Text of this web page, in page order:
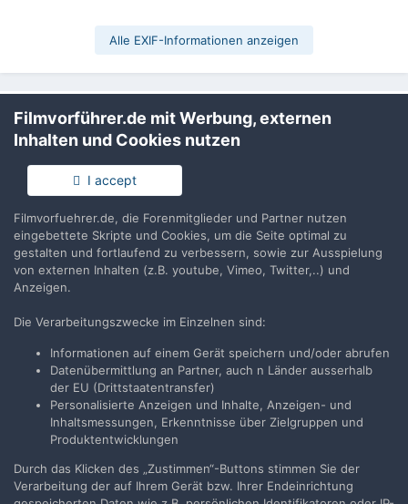
Alle EXIF-Informationen anzeigen
Teilen Folgen
Keine Kommentare vorhanden
Erstelle ein Benutzerkonto oder melde Dich
an, um zu kommentieren
Du musst ein Benutzerkonto haben, um einen Kommentar
Benutzerkonto erstellen
Neues Benutzerkonto für unsere Community erstellen. Es
ist einfach!
Neues Benutzerkonto erstellen
Filmvorführer.de mit Werbung, externen
Inhalten und Cookies nutzen
I accept
Filmvorfuehrer.de, die Forenmitglieder und Partner nutzen
eingebettete Skripte und Cookies, um die Seite optimal zu
gestalten und fortlaufend zu verbessern, sowie zur Ausspielung
von externen Inhalten (z.B. youtube, Vimeo, Twitter,..) und
Anzeigen.
Die Verarbeitungszwecke im Einzelnen sind:
Informationen auf einem Gerät speichern und/oder abrufen
Datenübermittlung an Partner, auch n Länder ausserhalb
der EU (Drittstaatentransfer)
Personalisierte Anzeigen und Inhalte, Anzeigen- und
Inhaltsmessungen, Erkenntnisse über Zielgruppen und
Produktentwicklungen
Durch das Klicken des „Zustimmen“-Buttons stimmen Sie der
Verarbeitung der auf Ihrem Gerät bzw. Ihrer Endeinrichtung